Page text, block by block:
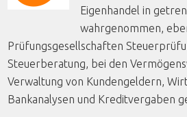
Eigenhandel in
wahrgenommen,
Prüfungsgesellschaften
Steuerberatung, bei den
Verwaltung von Kundengeldern,
Bankanalysen und Kreditvergaben